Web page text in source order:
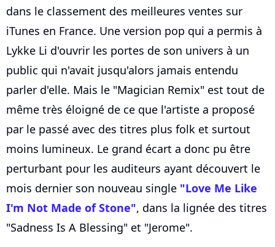
dans le classement des meilleures ventes sur
iTunes en France. Une version pop qui a permis à
Lykke Li d'ouvrir les portes de son univers à un
public qui n'avait jusqu'alors jamais entendu
parler d'elle. Mais le "Magician Remix" est tout de
même très éloigné de ce que l'artiste a proposé
par le passé avec des titres plus folk et surtout
moins lumineux. Le grand écart a donc pu être
perturbant pour les auditeurs ayant découvert le
mois dernier son nouveau single "Love Me Like
I'm Not Made of Stone", dans la lignée des titres
"Sadness Is A Blessing" et "Jerome".